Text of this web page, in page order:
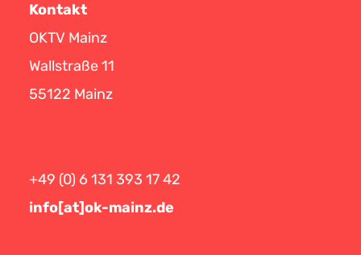
Kontakt
OKTV Mainz
Wallstraße 11
55122 Mainz
+49 (0) 6 131 393 17 42
info[at]ok-mainz.de